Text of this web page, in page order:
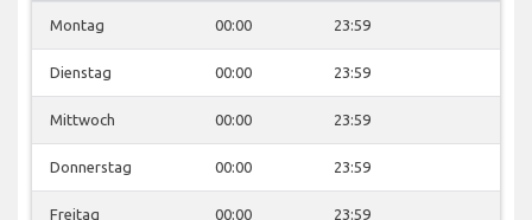
Montag 00:00 23:59
Dienstag 00:00 23:59
Mittwoch 00:00 23:59
Donnerstag 00:00 23:59
Freitag 00:00 23:59